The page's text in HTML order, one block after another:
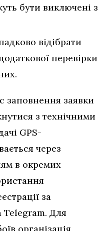
бути виключені з
відібрати
перевірки
заповнення заявки
з технічними
GPS-
через
в окремих
за
Для